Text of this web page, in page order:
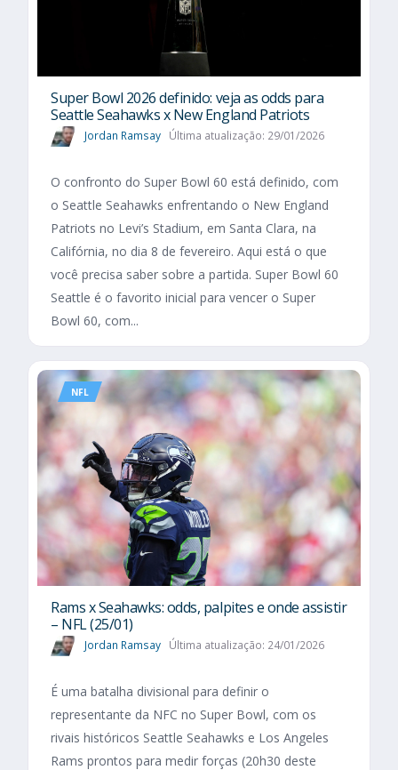
Super Bowl 2026 definido: veja as odds para
Seattle Seahawks x New England Patriots
Jordan Ramsay Última atualização: 29/01/2026
O confronto do Super Bowl 60 está definido, com
o Seattle Seahawks enfrentando o New England
Patriots no Levi’s Stadium, em Santa Clara, na
Califórnia, no dia 8 de fevereiro. Aqui está o que
você precisa saber sobre a partida. Super Bowl 60
Seattle é o favorito inicial para vencer o Super
Bowl 60, com...
NFL
Rams x Seahawks: odds, palpites e onde assistir
– NFL (25/01)
Jordan Ramsay Última atualização: 24/01/2026
É uma batalha divisional para definir o
representante da NFC no Super Bowl, com os
rivais históricos Seattle Seahawks e Los Angeles
Rams prontos para medir forças (20h30 deste